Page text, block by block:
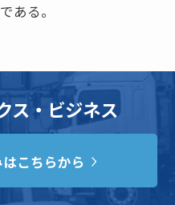
ある。
ス・ビジネス
こちらから